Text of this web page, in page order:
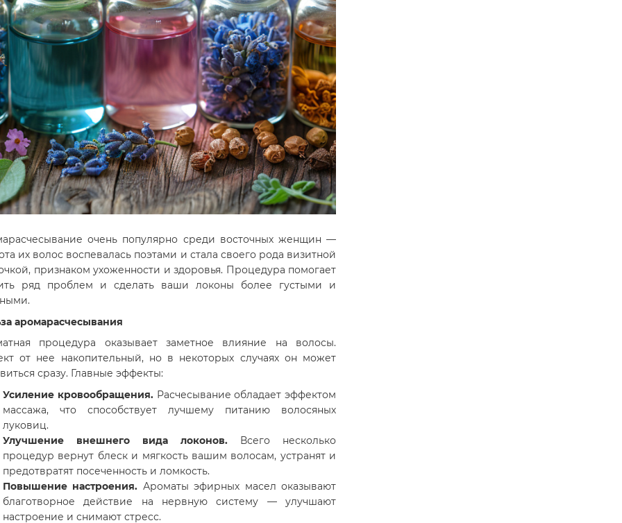
очень популярно среди восточных женщин —
их волос воспевалась поэтами и стала своего рода визитной
признаком ухоженности и здоровья. Процедура помогает
ряд проблем и сделать ваши локоны более густыми и
аромарасчесывания
процедура оказывает заметное влияние на волосы.
от нее накопительный, но в некоторых случаях он может
сразу. Главные эффекты:
Усиление кровообращения.Расчесывание обладает эффектом
массажа, что способствует лучшему питанию волосяных
луковиц.
Улучшение внешнего вида локонов. Всего несколько
процедур вернут блеск и мягкость вашим волосам, устранят и
предотвратят посеченность и ломкость.
Повышение настроения. Ароматы эфирных масел оказывают
благотворное действие на нервную систему — улучшают
настроение и снимают стресс.